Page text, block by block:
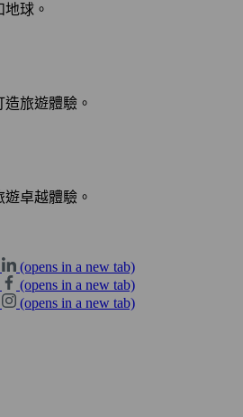
球。
旅遊體驗。
卓越體驗。
(opens in a new tab)
(opens in a new tab)
(opens in a new tab)